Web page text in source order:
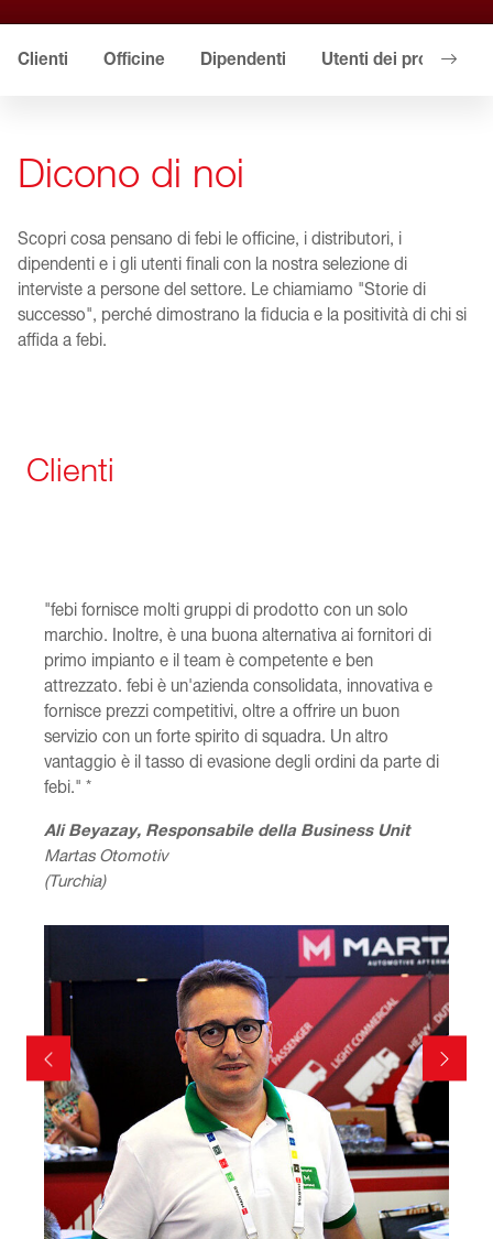
Clienti Officine Dipendenti Utenti dei prodotti
Dicono di noi
Scopri cosa pensano di febi le officine, i distributori, i
dipendenti e i gli utenti finali con la nostra selezione di
interviste a persone del settore. Le chiamiamo "Storie di
successo", perché dimostrano la fiducia e la positività di chi si
affida a febi.
Clienti
"febi fornisce molti gruppi di prodotto con un solo
marchio. Inoltre, è una buona alternativa ai fornitori di
primo impianto e il team è competente e ben
attrezzato. febi è un'azienda consolidata, innovativa e
fornisce prezzi competitivi, oltre a offrire un buon
servizio con un forte spirito di squadra. Un altro
vantaggio è il tasso di evasione degli ordini da parte di
febi." *
Ali Beyazay, Responsabile della Business Unit
Martas Otomotiv
(Turchia)